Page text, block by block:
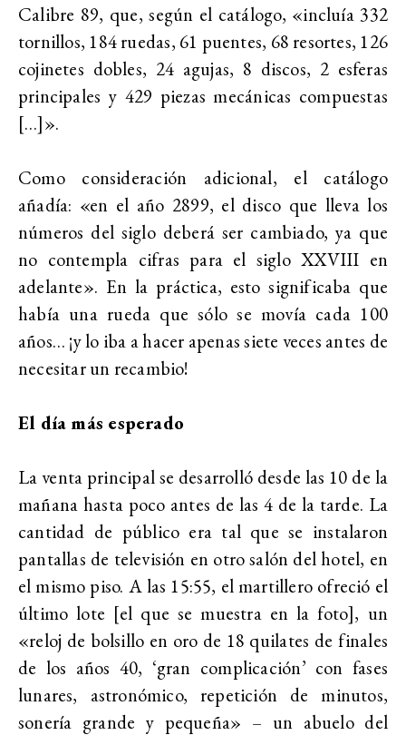
Calibre 89, que, según el catálogo, «incluía 332
tornillos, 184 ruedas, 61 puentes, 68 resortes, 126
cojinetes dobles, 24 agujas, 8 discos, 2 esferas
principales y 429 piezas mecánicas compuestas
[…]».
Como consideración adicional, el catálogo
añadía: «en el año 2899, el disco que lleva los
números del siglo deberá ser cambiado, ya que
no contempla cifras para el siglo XXVIII en
adelante». En la práctica, esto significaba que
había una rueda que sólo se movía cada 100
años… ¡y lo iba a hacer apenas siete veces antes de
necesitar un recambio!
El día más esperado
La venta principal se desarrolló desde las 10 de la
mañana hasta poco antes de las 4 de la tarde. La
cantidad de público era tal que se instalaron
pantallas de televisión en otro salón del hotel, en
el mismo piso. A las 15:55, el martillero ofreció el
último lote [el que se muestra en la foto], un
«reloj de bolsillo en oro de 18 quilates de finales
de los años 40, ‘gran complicación’ con fases
lunares, astronómico, repetición de minutos,
sonería grande y pequeña» – un abuelo del